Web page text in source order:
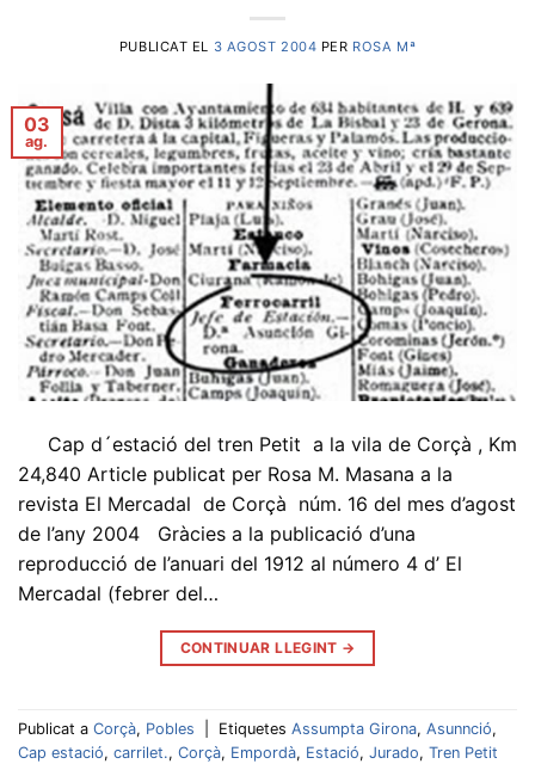
PUBLICAT EL 3 AGOST 2004 PER ROSA Mª
03
ag.
Cap d´estació del tren Petit a la vila de Corçà , Km
24,840 Article publicat per Rosa M. Masana a la
revista El Mercadal de Corçà núm. 16 del mes d’agost
de l’any 2004 Gràcies a la publicació d’una
reproducció de l’anuari del 1912 al número 4 d’ El
Mercadal (febrer del…
CONTINUAR LLEGINT →
Publicat a Corçà, Pobles Etiquetes Assumpta Girona, Asunnció,
Cap estació, carrilet., Corçà, Empordà, Estació, Jurado, Tren Petit